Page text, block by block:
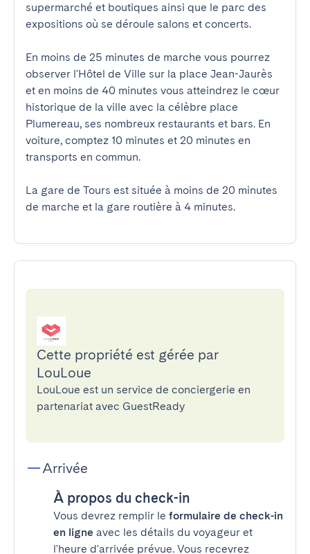
supermarché et boutiques ainsi que le parc des
expositions où se déroule salons et concerts.
En moins de 25 minutes de marche vous pourrez
observer l'Hôtel de Ville sur la place Jean-Jaurès
et en moins de 40 minutes vous atteindrez le cœur
historique de la ville avec la célèbre place
Plumereau, ses nombreux restaurants et bars. En
voiture, comptez 10 minutes et 20 minutes en
transports en commun.
La gare de Tours est située à moins de 20 minutes
de marche et la gare routière à 4 minutes.
Cette propriété est gérée par
LouLoue
LouLoue est un service de conciergerie en
partenariat avec GuestReady
Arrivée
À propos du check-in
Vous devrez remplir le formulaire de check-in
en ligne avec les détails du voyageur et
l'heure d'arrivée prévue. Vous recevrez